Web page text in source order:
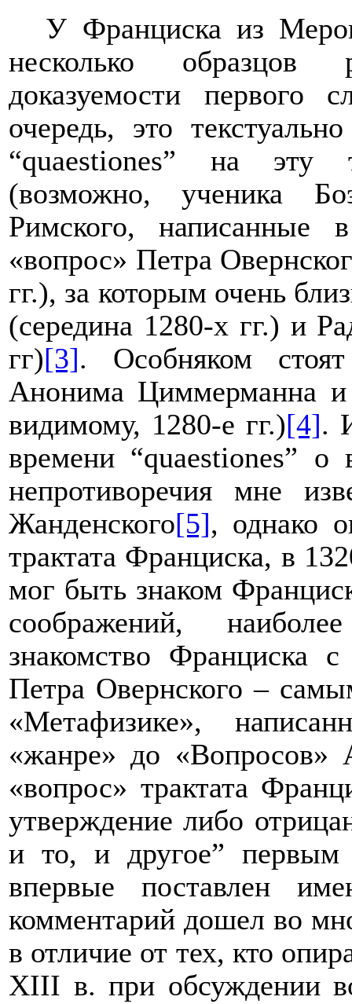
У Франциска из
несколько образцов
доказуемости первого
очередь, это
“quaestiones” на эту
(возможно, ученика
Римского, написанные
«вопрос» Петра
гг.), за которым очень
(середина 1280-х гг.) и
гг)[3]. Особняком
Анонима Циммерманна и
видимому, 1280-е гг.)[4].
времени “quaestiones” о
непротиворечия мне
Жанденского[5], однако
трактата Франциска, в
мог быть знаком
соображений,
знакомство Франциска
Петра Овернского –
«Метафизике»,
«жанре» до «Вопросов»
«вопрос» трактата
утверждение либо
и то, и другое”
впервые поставлен
комментарий дошел во
в отличие от тех, кто
XIII в. при обсуждении